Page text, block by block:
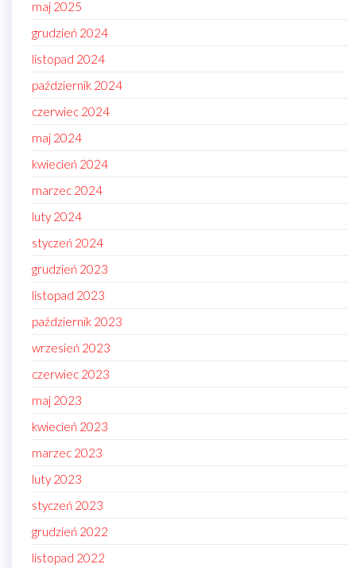
maj 2025
grudzień 2024
listopad 2024
październik 2024
czerwiec 2024
maj 2024
kwiecień 2024
marzec 2024
luty 2024
styczeń 2024
grudzień 2023
listopad 2023
październik 2023
wrzesień 2023
czerwiec 2023
maj 2023
kwiecień 2023
marzec 2023
luty 2023
styczeń 2023
grudzień 2022
listopad 2022